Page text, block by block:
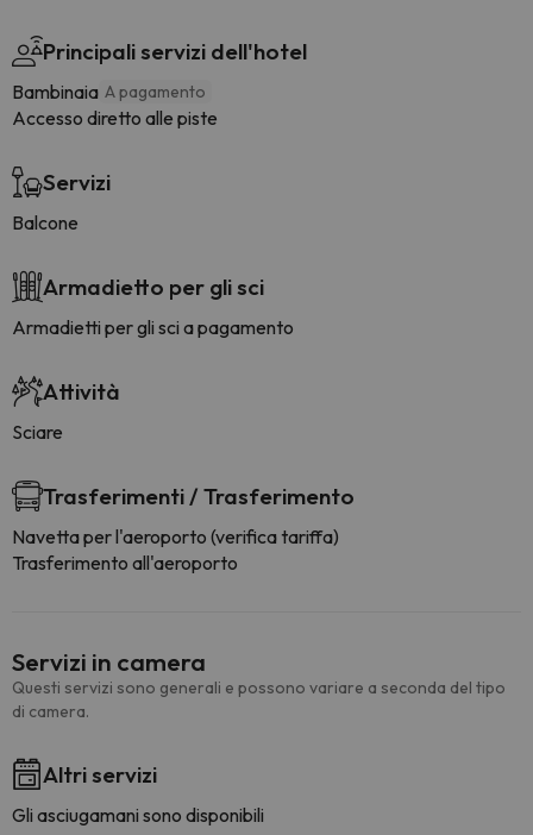
Principali servizi dell'hotel
Bambinaia A pagamento
Accesso diretto alle piste
Servizi
Balcone
Armadietto per gli sci
Armadietti per gli sci a pagamento
Attività
Sciare
Trasferimenti / Trasferimento
Navetta per l'aeroporto (verifica tariffa)
Trasferimento all'aeroporto
Servizi in camera
Questi servizi sono generali e possono variare a seconda del tipo
di camera.
Altri servizi
Gli asciugamani sono disponibili